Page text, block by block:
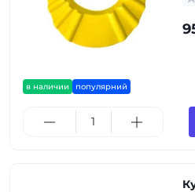
в наличии популярний